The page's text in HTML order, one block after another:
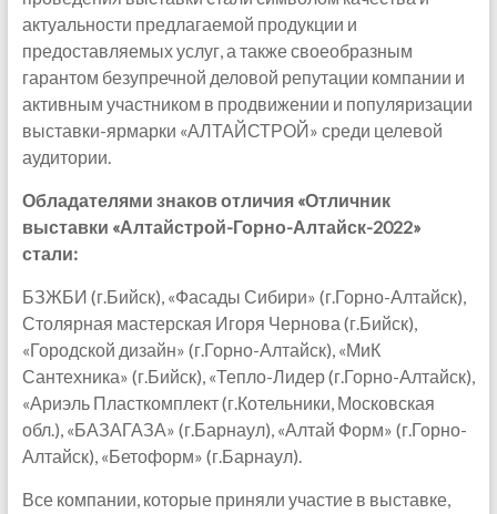
актуальности предлагаемой продукции и
предоставляемых услуг, а также своеобразным
гарантом безупречной деловой репутации компании и
активным участником в продвижении и популяризации
выставки-ярмарки «АЛТАЙСТРОЙ» среди целевой
аудитории.
Обладателями знаков отличия «Отличник
выставки «Алтайстрой-Горно-Алтайск-2022»
стали:
БЗЖБИ (г.Бийск), «Фасады Сибири» (г.Горно-Алтайск),
Столярная мастерская Игоря Чернова (г.Бийск),
«Городской дизайн» (г.Горно-Алтайск), «МиК
Сантехника» (г.Бийск), «Тепло-Лидер (г.Горно-Алтайск),
«Ариэль Пласткомплект (г.Котельники, Московская
обл.), «БАЗАГАЗА» (г.Барнаул), «Алтай Форм» (г.Горно-
Алтайск), «Бетоформ» (г.Барнаул).
Все компании, которые приняли участие в выставке,